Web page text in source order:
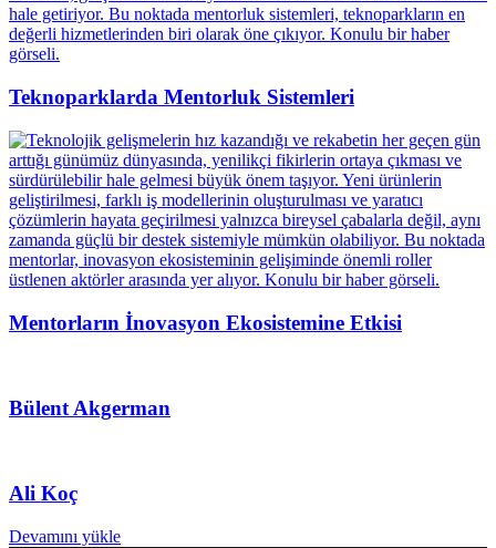
Teknoparklarda Mentorluk Sistemleri
Mentorların İnovasyon Ekosistemine Etkisi
Bülent Akgerman
Ali Koç
Devamını yükle